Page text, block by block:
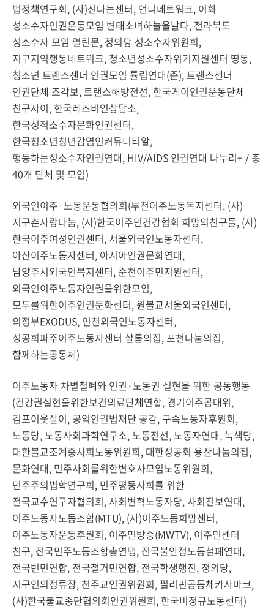
법정책연구회, (사)신나는센터, 언니네트워크, 이화
성소수자인권운동모임 변태소녀하늘을날다, 전라북도
성소수자 모임 열린문, 정의당 성소수자위원회,
지구지역행동네트워크, 청소년성소수자위기지원센터 띵동,
청소년 트랜스젠더 인권모임 튤립연대(준), 트랜스젠더
인권단체 조각보, 트랜스해방전선, 한국게이인권운동단체
친구사이, 한국레즈비언상담소,
한국성적소수자문화인권센터,
한국청소년청년감염인커뮤니티알,
행동하는성소수자인권연대, HIV/AIDS 인권연대 나누리+ / 총
40개 단체 및 모임)
외국인이주·노동운동협의회(부천이주노동복지센터, (사)
지구촌사랑나눔, (사)한국이주민건강협회 희망의친구들, (사)
한국이주여성인권센터, 서울외국인노동자센터,
아산이주노동자센터, 아시아인권문화연대,
남양주시외국인복지센터, 순천이주민지원센터,
외국인이주노동자인권을위한모임,
모두를위한이주인권문화센터, 원불교서울외국인센터,
의정부EXODUS, 인천외국인노동자센터,
성공회파주이주노동자센터 샬롬의집, 포천나눔의집,
함께하는공동체)
이주노동자 차별철폐와 인권·노동권 실현을 위한 공동행동
(건강권실현을위한보건의료단체연합, 경기이주공대위,
김포이웃살이, 공익인권법재단 공감, 구속노동자후원회,
노동당, 노동사회과학연구소, 노동전선, 노동자연대, 녹색당,
대한불교조계종사회노동위원회, 대한성공회 용산나눔의집,
문화연대, 민주사회를위한변호사모임노동위원회,
민주주의법학연구회, 민주평등사회를 위한
전국교수연구자협의회, 사회변혁노동자당, 사회진보연대,
이주노동자노동조합(MTU), (사)이주노동희망센터,
이주노동자운동후원회, 이주민방송(MWTV), 이주민센터
친구, 전국민주노동조합총연맹, 전국불안정노동철폐연대,
전국빈민연합, 전국철거민연합, 전국학생행진, 정의당,
지구인의정류장, 천주교인권위원회, 필리핀공동체카사마코,
(사)한국불교종단협의회인권위원회, 한국비정규노동센터)